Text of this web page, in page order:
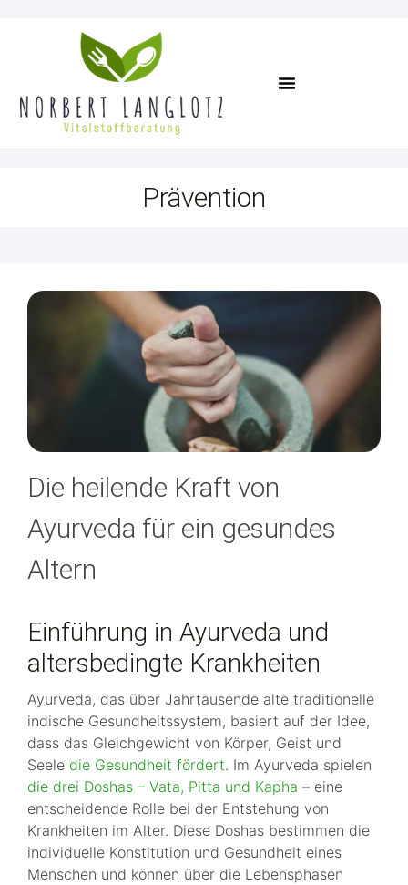
Prävention
Die heilende Kraft von
Ayurveda für ein gesundes
Altern
Einführung in Ayurveda und
altersbedingte Krankheiten
Ayurveda, das über Jahrtausende alte traditionelle
indische Gesundheitssystem, basiert auf der Idee,
dass das Gleichgewicht von Körper, Geist und
Seele die Gesundheit fördert. Im Ayurveda spielen
die drei Doshas – Vata, Pitta und Kapha – eine
entscheidende Rolle bei der Entstehung von
Krankheiten im Alter. Diese Doshas bestimmen die
individuelle Konstitution und Gesundheit eines
Menschen und können über die Lebensphasen